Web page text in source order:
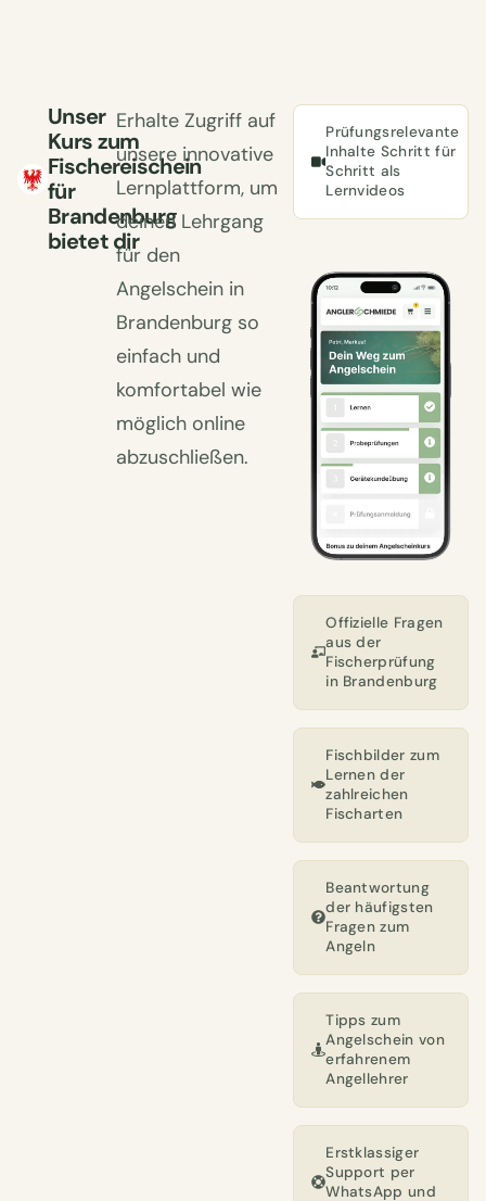
Unser
Kurs zum
Fischereischein
für
Brandenburg
bietet dir
Erhalte Zugriff auf
unsere innovative
Lernplattform, um
deinen Lehrgang
für den
Angelschein in
Brandenburg so
einfach und
komfortabel wie
möglich online
abzuschließen.
Prüfungsrelevante
Inhalte Schritt für
Schritt als
Lernvideos
Offizielle Fragen
aus der
Fischerprüfung
in Brandenburg
Fischbilder zum
Lernen der
zahlreichen
Fischarten
Beantwortung
der häufigsten
Fragen zum
Angeln
Tipps zum
Angelschein von
erfahrenem
Angellehrer
Erstklassiger
Support per
WhatsApp und